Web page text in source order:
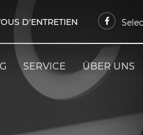
D'ENTRETIEN
SERVICE ÜBER UNS